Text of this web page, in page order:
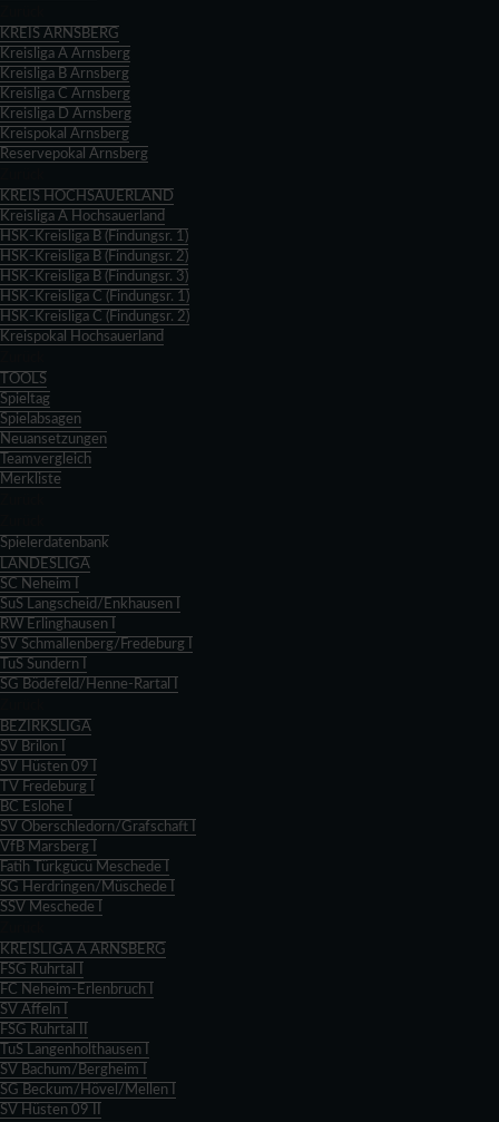
KREIS ARNSBERG
Kreisliga A Arnsberg
Kreisliga B Arnsberg
Kreisliga C Arnsberg
Kreisliga D Arnsberg
Kreispokal Arnsberg
Reservepokal Arnsberg
KREIS HOCHSAUERLAND
Kreisliga A Hochsauerland
HSK-Kreisliga B (Findungsr. 1)
HSK-Kreisliga B (Findungsr. 2)
HSK-Kreisliga B (Findungsr. 3)
HSK-Kreisliga C (Findungsr. 1)
HSK-Kreisliga C (Findungsr. 2)
Kreispokal Hochsauerland
TOOLS
Spieltag
Spielabsagen
Neuansetzungen
Teamvergleich
Merkliste
Spielerdatenbank
LANDESLIGA
SC Neheim I
SuS Langscheid/Enkhausen I
RW Erlinghausen I
SV Schmallenberg/Fredeburg I
TuS Sundern I
SG Bödefeld/Henne-Rartal I
BEZIRKSLIGA
SV Brilon I
SV Hüsten 09 I
TV Fredeburg I
BC Eslohe I
SV Oberschledorn/Grafschaft I
VfB Marsberg I
Fatih Türkgücü Meschede I
SG Herdringen/Müschede I
SSV Meschede I
KREISLIGA A ARNSBERG
FSG Ruhrtal I
FC Neheim-Erlenbruch I
SV Affeln I
FSG Ruhrtal II
TuS Langenholthausen I
SV Bachum/Bergheim I
SG Beckum/Hövel/Mellen I
SV Hüsten 09 II